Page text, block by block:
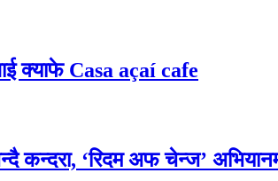
क्याफे Casa açaí cafe
कन्दरा, ‘रिदम अफ चेन्ज’